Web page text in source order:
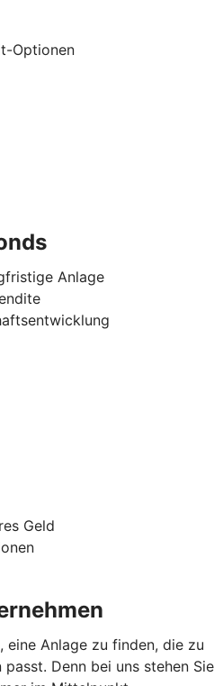
Optionen
Anlage
Geld
eine Anlage zu finden, die zu
passt. Denn bei uns stehen Sie